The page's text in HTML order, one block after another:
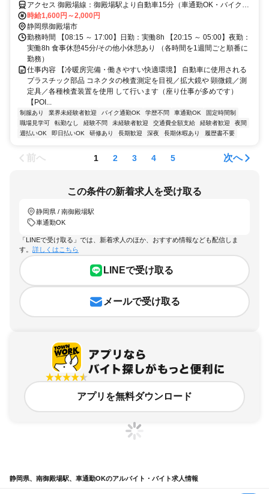
アクセス 御殿場線：御殿場駅より自動車15分（車通勤OK・バイク通
勤OK）
時給1,600円～2,000円
静岡県御殿場市
勤務時間 【08:15 ～ 17:00】日勤：実働8h 【20:15 ～ 05:00】夜勤：
実働8h 食事休憩45分/その他小休憩あり （各時間を1週間ごと順番に
勤務）
仕事内容 【冷暖房完備・働きやすい快適環境】 自動車に使用される
プラスチック部品 コネクタの検査測定を目視／拡大鏡や 顕微鏡／測
定具／各種検査装置を使用 して行います（座り仕事が多めです）
【POI...
制服あり 業界未経験者歓迎 バイク通勤OK 学歴不問 車通勤OK
固定時間制
職場見学可
転勤なし 経験不問 未経験者歓迎 交通費全額支給 経験者歓迎
夜間
週払いOK
即日払いOK 研修あり 長期歓迎 深夜 長期休暇あり 履歴書不要
前へ 1 2 3 4 5 次へ
この条件の新着求人を受け取る
静岡県 / 南御殿場駅
車通勤OK
「LINEで受け取る」では、新着求人のほか、おすすめ情報なども配信しま
す。 詳しくはこちら
LINEで受け取る
メールで受け取る
アプリを無料ダウンロード
静岡県、南御殿場駅、車通勤OKのアルバイト・バイト求人情報